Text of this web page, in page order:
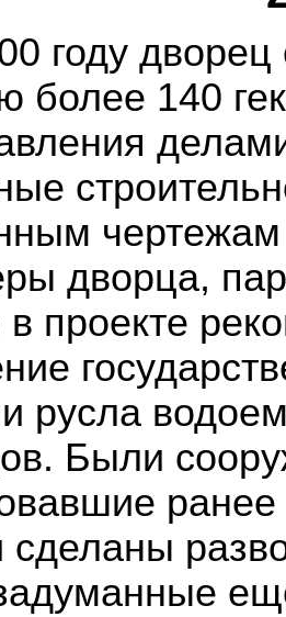
году
более 140
дворца,
в проекте
русла
Были
ранее
сделаны